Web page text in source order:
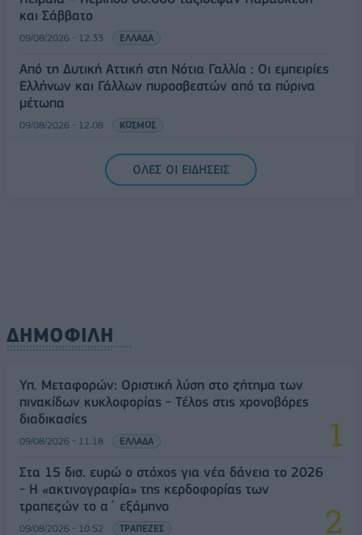
και Σάββατο
09/08/2026 - 12:33 ΕΛΛΑΔΑ
Από τη Δυτική Αττική στη Νότια Γαλλία : Οι εμπειρίες
Ελλήνων και Γάλλων πυροσβεστών από τα πύρινα
μέτωπα
09/08/2026 - 12:08 ΚΟΣΜΟΣ
Δεύτερη πηγή εισοδήματος για τους επαγγελματίες
ψαράδες ο αλιευτικός τουρισμός
ΟΛΕΣ ΟΙ ΕΙΔΗΣΕΙΣ
ΔΗΜΟΦΙΛΗ
Υπ. Μεταφορών: Οριστική λύση στο ζήτημα των
πινακίδων κυκλοφορίας - Τέλος στις χρονοβόρες
διαδικασίες
09/08/2026 - 11:18 ΕΛΛΑΔΑ
Στα 15 δισ. ευρώ ο στόχος για νέα δάνεια το 2026
- Η «ακτινογραφία» της κερδοφορίας των
τραπεζών το α΄ εξάμηνο
09/08/2026 - 10:52 ΤΡΑΠΕΖΕΣ